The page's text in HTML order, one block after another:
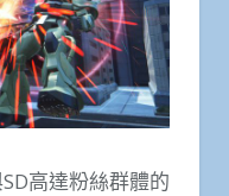
高達粉絲群體的